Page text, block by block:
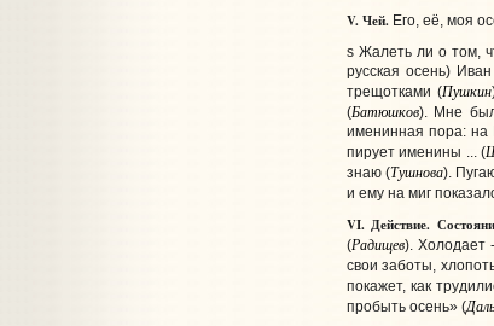
V. Чей. Его, её, моя
s Жалеть ли о том,
русская осень)
трещотками (Пушкин
(Батюшков). Мне
именинная пора: на
пирует именины ... (
знаю (Тушнова).
и ему на миг
VI. Действие.
(Радищев). Холодает
свои заботы,
покажет, как
пробыть осень» (Даль